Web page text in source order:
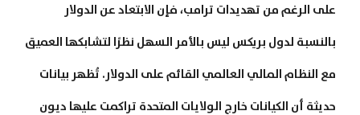
على الرغم من تهديدات ترامب، فإن الابتعاد عن الدولار
بالنسبة لدول بريكس ليس بالأمر السهل نظرًا لتشابكها العميق
مع النظام المالي العالمي القائم على الدولار. تُظهر بيانات
حديثة أن الكيانات خارج الولايات المتحدة تراكمت عليها ديون